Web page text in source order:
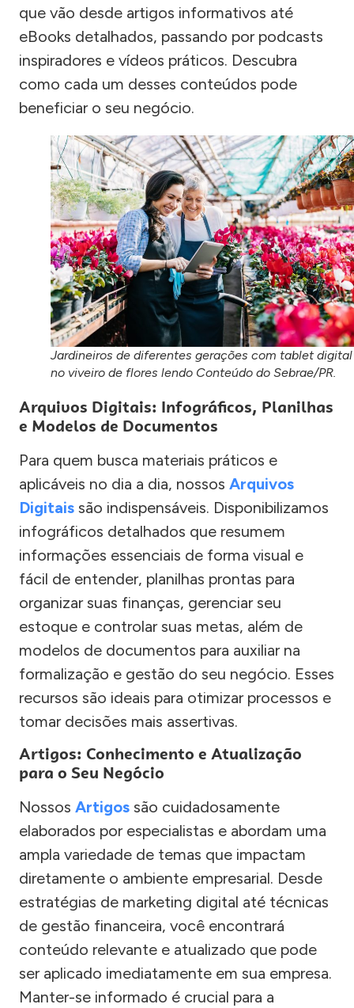
que vão desde artigos informativos até
eBooks detalhados, passando por podcasts
inspiradores e vídeos práticos. Descubra
como cada um desses conteúdos pode
beneficiar o seu negócio.
Jardineiros de diferentes gerações com tablet digital
no viveiro de flores lendo Conteúdo do Sebrae/PR.
Arquivos Digitais: Infográficos, Planilhas
e Modelos de Documentos
Para quem busca materiais práticos e
aplicáveis no dia a dia, nossos Arquivos
Digitais são indispensáveis. Disponibilizamos
infográficos detalhados que resumem
informações essenciais de forma visual e
fácil de entender, planilhas prontas para
organizar suas finanças, gerenciar seu
estoque e controlar suas metas, além de
modelos de documentos para auxiliar na
formalização e gestão do seu negócio. Esses
recursos são ideais para otimizar processos e
tomar decisões mais assertivas.
Artigos: Conhecimento e Atualização
para o Seu Negócio
Nossos Artigos são cuidadosamente
elaborados por especialistas e abordam uma
ampla variedade de temas que impactam
diretamente o ambiente empresarial. Desde
estratégias de marketing digital até técnicas
de gestão financeira, você encontrará
conteúdo relevante e atualizado que pode
ser aplicado imediatamente em sua empresa.
Manter-se informado é crucial para a